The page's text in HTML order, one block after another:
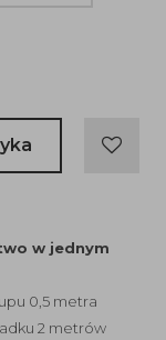
w jednym
0,5 metra
2 metrów